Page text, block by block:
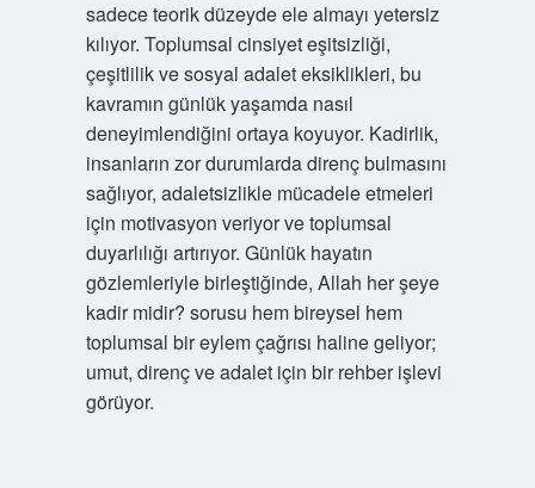
sadece teorik düzeyde ele almayı yetersiz
kılıyor. Toplumsal cinsiyet eşitsizliği,
çeşitlilik ve sosyal adalet eksiklikleri, bu
kavramın günlük yaşamda nasıl
deneyimlendiğini ortaya koyuyor. Kadirlik,
insanların zor durumlarda direnç bulmasını
sağlıyor, adaletsizlikle mücadele etmeleri
için motivasyon veriyor ve toplumsal
duyarlılığı artırıyor. Günlük hayatın
gözlemleriyle birleştiğinde, Allah her şeye
kadir midir? sorusu hem bireysel hem
toplumsal bir eylem çağrısı haline geliyor;
umut, direnç ve adalet için bir rehber işlevi
görüyor.